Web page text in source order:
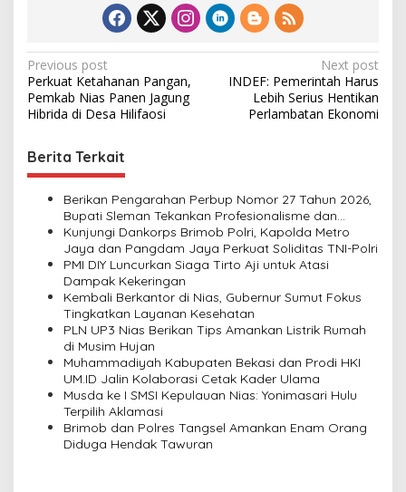
P
o
s
t
n
Previous post
Perkuat Ketahanan Pangan,
Pemkab Nias Panen Jagung
Hibrida di Desa Hilifaosi
Next post
INDEF: Pemerintah Harus
Lebih Serius Hentikan
Perlambatan Ekonomi
Berita Terkait
Berikan Pengarahan Perbup Nomor 27 Tahun 2026,
Bupati Sleman Tekankan Profesionalisme dan
Pelayanan Masyarakat
Kunjungi Dankorps Brimob Polri, Kapolda Metro
Jaya dan Pangdam Jaya Perkuat Soliditas TNI-Polri
PMI DIY Luncurkan Siaga Tirto Aji untuk Atasi
Dampak Kekeringan
Kembali Berkantor di Nias, Gubernur Sumut Fokus
Tingkatkan Layanan Kesehatan
PLN UP3 Nias Berikan Tips Amankan Listrik Rumah
di Musim Hujan
Muhammadiyah Kabupaten Bekasi dan Prodi HKI
UM.ID Jalin Kolaborasi Cetak Kader Ulama
Musda ke I SMSI Kepulauan Nias: Yonimasari Hulu
Terpilih Aklamasi
Brimob dan Polres Tangsel Amankan Enam Orang
Diduga Hendak Tawuran